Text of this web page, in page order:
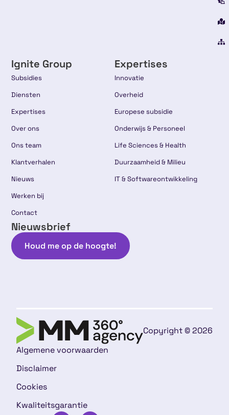
Ignite Group
Subsidies
Diensten
Expertises
Over ons
Ons team
Klantverhalen
Nieuws
Werken bij
Contact
Expertises
Innovatie
Overheid
Europese subsidie
Onderwijs & Personeel
Life Sciences & Health
Duurzaamheid & Milieu
IT & Softwareontwikkeling
Nieuwsbrief
Houd me op de hoogte!
Copyright © 2026
Algemene voorwaarden
Disclaimer
Cookies
Kwaliteitsgarantie